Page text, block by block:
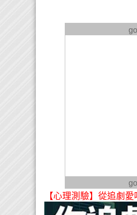
【心理測驗】從追劇